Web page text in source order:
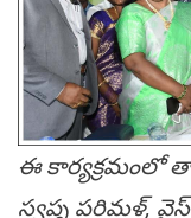
ఈ కార్యక్రమంలో
స్వ‌ప్న ప‌రిమ‌ళ్‌, వైస్